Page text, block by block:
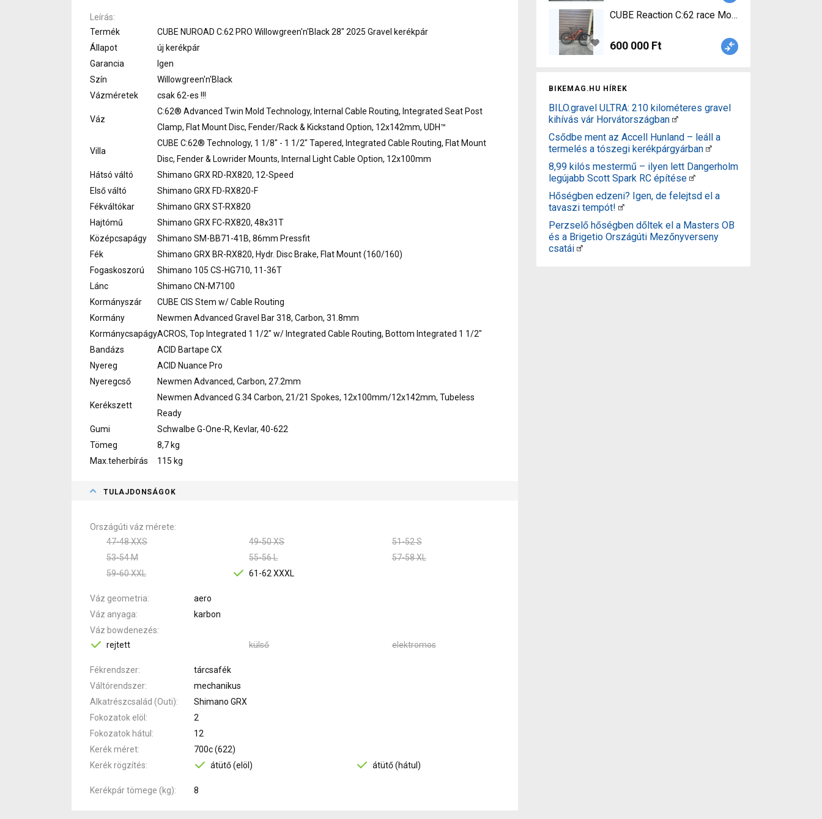
CUBE Reaction C:62 race Mountain Bike 29" elöl
600 000 Ft
BIKEMAG.HU HÍREK
BILO.gravel ULTRA: 210 kilométeres gravel
kihívás vár Horvátországban
Csődbe ment az Accell Hunland – leáll a
termelés a tószegi kerékpárgyárban
8,99 kilós mestermű – ilyen lett Dangerholm
legújabb Scott Spark RC építése
Hőségben edzeni? Igen, de felejtsd el a
tavaszi tempót!
Perzselő hőségben dőltek el a Masters OB
és a Brigetio Országúti Mezőnyverseny
csatái
Leírás
Termék
CUBE NUROAD C:62 PRO Willowgreen'n'Black 28" 2025 Gravel kerékpár
Állapot
új kerékpár
Garancia
Igen
Szín
Willowgreen'n'Black
Vázméretek
csak 62-es !!!
Váz
C:62® Advanced Twin Mold Technology, Internal Cable Routing, Integrated Seat Post
Clamp, Flat Mount Disc, Fender/Rack & Kickstand Option, 12x142mm, UDH™
Villa
CUBE C:62® Technology, 1 1/8" - 1 1/2" Tapered, Integrated Cable Routing, Flat Mount
Disc, Fender & Lowrider Mounts, Internal Light Cable Option, 12x100mm
Hátsó váltó
Shimano GRX RD-RX820, 12-Speed
Első váltó
Shimano GRX FD-RX820-F
Fékváltókar
Shimano GRX ST-RX820
Hajtómű
Shimano GRX FC-RX820, 48x31T
Középcsapágy
Shimano SM-BB71-41B, 86mm Pressfit
Fék
Shimano GRX BR-RX820, Hydr. Disc Brake, Flat Mount (160/160)
Fogaskoszorú
Shimano 105 CS-HG710, 11-36T
Lánc
Shimano CN-M7100
Kormányszár
CUBE CIS Stem w/ Cable Routing
Kormány
Newmen Advanced Gravel Bar 318, Carbon, 31.8mm
KormánycsapágyACROS, Top Integrated 1 1/2" w/ Integrated Cable Routing, Bottom Integrated 1 1/2"
Bandázs
ACID Bartape CX
Nyereg
ACID Nuance Pro
Nyeregcső
Newmen Advanced, Carbon, 27.2mm
Kerékszett
Newmen Advanced G.34 Carbon, 21/21 Spokes, 12x100mm/12x142mm, Tubeless
Ready
Gumi
Schwalbe G-One-R, Kevlar, 40-622
Tömeg
8,7 kg
Max.teherbírás
115 kg
TULAJDONSÁGOK
Országúti váz mérete
47-48 XXS
49-50 XS
51-52 S
53-54 M
55-56 L
57-58 XL
59-60 XXL
61-62 XXXL
Váz geometria
aero
Váz anyaga
karbon
Váz bowdenezés
rejtett
külső elektromos
Fékrendszer
tárcsafék
Váltórendszer
mechanikus
Alkatrészcsalád (Outi)
Shimano GRX
Fokozatok elöl
2
Fokozatok hátul
12
Kerék méret
700c (622)
Kerék rögzítés
átütő (elöl) átütő (hátul)
Kerékpár tömege (kg) 8